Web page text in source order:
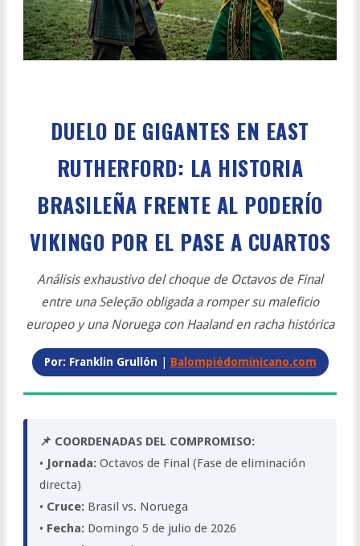
DUELO DE GIGANTES EN EAST
RUTHERFORD: LA HISTORIA
BRASILEÑA FRENTE AL PODERÍO
VIKINGO POR EL PASE A CUARTOS
Análisis exhaustivo del choque de Octavos de Final
entre una Seleção obligada a romper su maleficio
europeo y una Noruega con Haaland en racha histórica
Por: Franklin Grullón Balompiédominicano.com
📌 COORDENADAS DEL COMPROMISO:
• Jornada:Octavos de Final (Fase de eliminación
directa)
• Cruce:Brasil vs. Noruega
• Fecha:Domingo 5 de julio de 2026